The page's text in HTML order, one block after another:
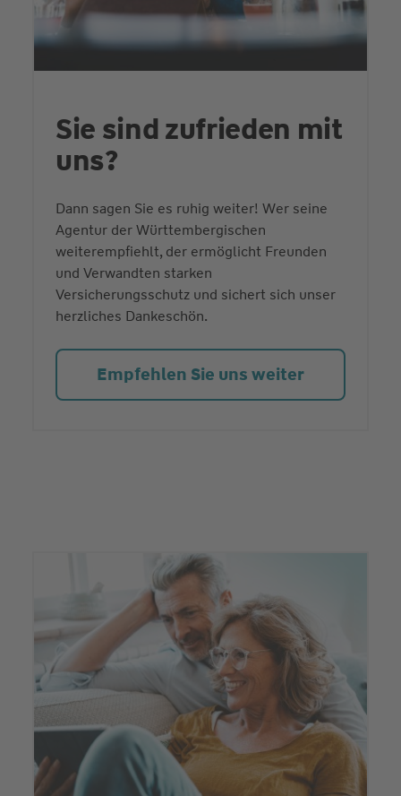
Sie sind zufrieden mit
uns?
Dann sagen Sie es ruhig weiter! Wer seine
Agentur der Württembergischen
weiterempfiehlt, der ermöglicht Freunden
und Verwandten starken
Versicherungsschutz und sichert sich unser
herzliches Dankeschön.
Empfehlen Sie uns weiter